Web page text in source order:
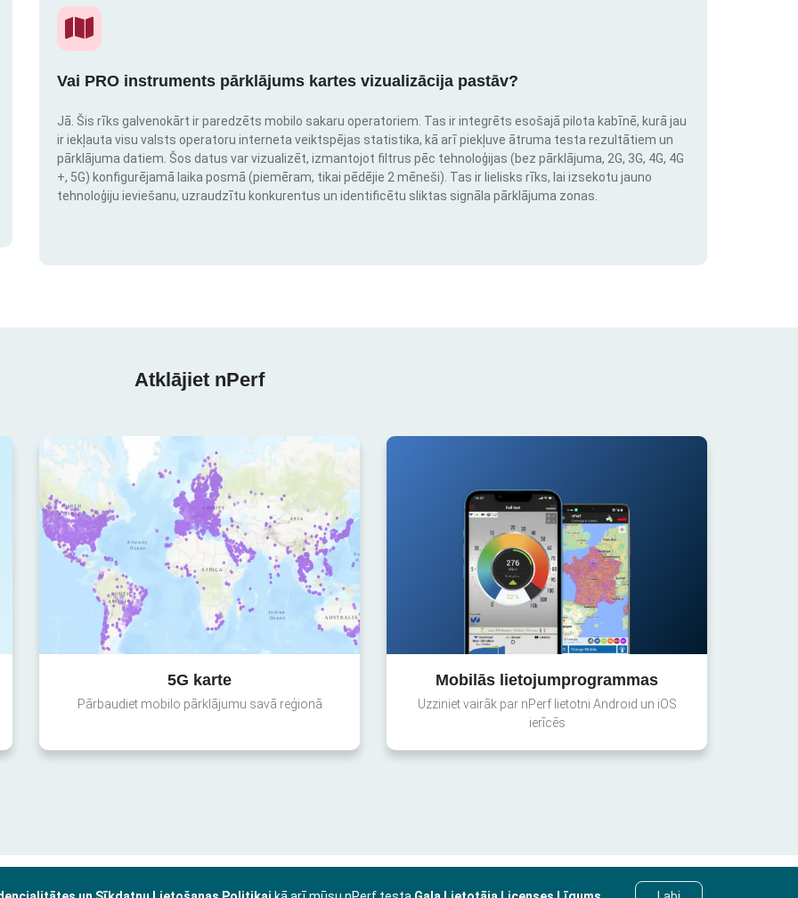
Vai PRO instruments pārklājums kartes vizualizācija pastāv?
Jā. Šis rīks galvenokārt ir paredzēts mobilo sakaru operatoriem. Tas ir integrēts esošajā pilota kabīnē, kurā jau
ir iekļauta visu valsts operatoru interneta veiktspējas statistika, kā arī piekļuve ātruma testa rezultātiem un
pārklājuma datiem. Šos datus var vizualizēt, izmantojot filtrus pēc tehnoloģijas (bez pārklājuma, 2G, 3G, 4G, 4G
+, 5G) konfigurējamā laika posmā (piemēram, tikai pēdējie 2 mēneši). Tas ir lielisks rīks, lai izsekotu jauno
tehnoloģiju ieviešanu, uzraudzītu konkurentus un identificētu sliktas signāla pārklājuma zonas.
Atklājiet nPerf
5G karte
Pārbaudiet mobilo pārklājumu savā reģionā
Mobilās lietojumprogrammas
Uzziniet vairāk par nPerf lietotni Android un iOS
ierīcēs